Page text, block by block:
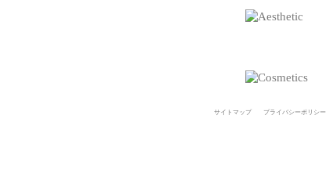
サイトマップ プライバシーポリシー